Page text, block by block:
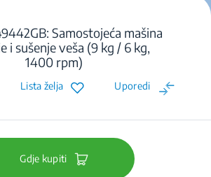
Samostojeća mašina
i sušenje veša (9 kg / 6 kg,
1400 rpm)
Lista želja Uporedi
Gdje kupiti